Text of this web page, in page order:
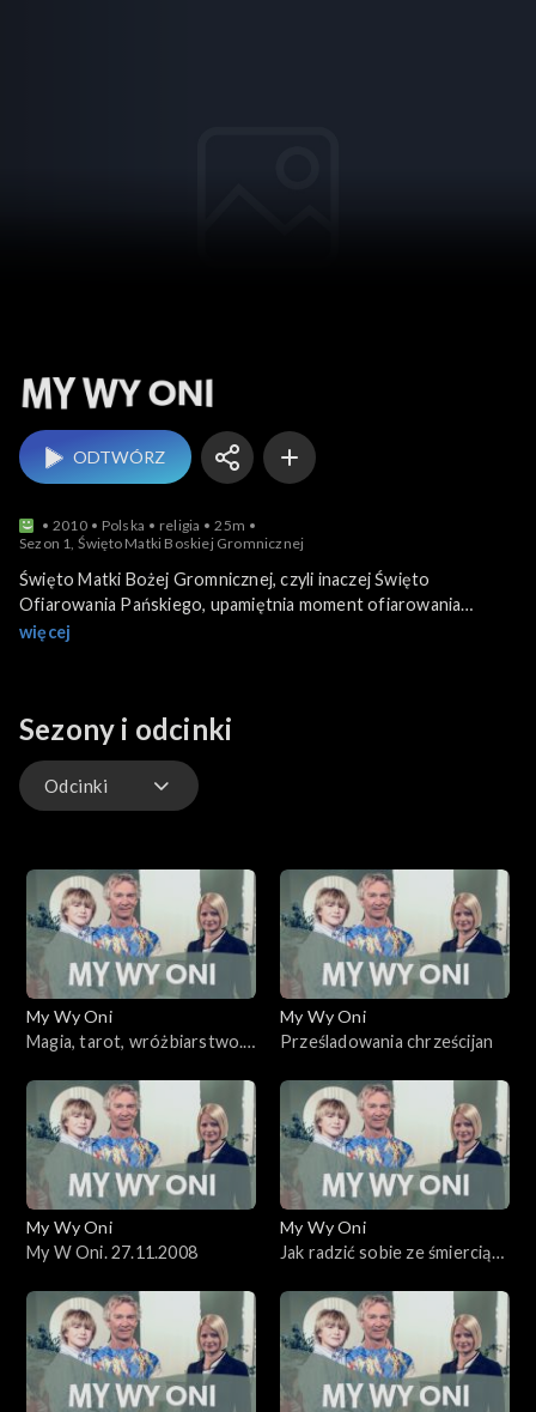
ODTWÓRZ
2010 Polska religia
25m
Sezon 1, Święto Matki Boskiej Gromnicznej
Święto Matki Bożej Gromnicznej, czyli inaczej Święto
Ofiarowania Pańskiego, upamiętnia moment ofiarowania
Jezusa w świątyni jerozolimskiej. W kościele katolickim to
więcej
Sezony i odcinki
Odcinki
My Wy Oni
Magia, tarot, wróżbiarstwo.
My Wy Oni
Prześladowania chrześcijan
My Wy Oni
My W Oni. 27.11.2008
My Wy Oni
Jak radzić sobie ze śmiercią